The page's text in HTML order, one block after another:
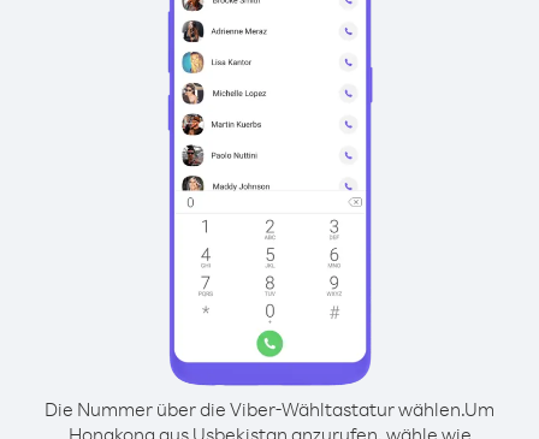
Die Nummer über die Viber-Wähltastatur wählen.Um
Hongkong aus Usbekistan anzurufen, wähle wie